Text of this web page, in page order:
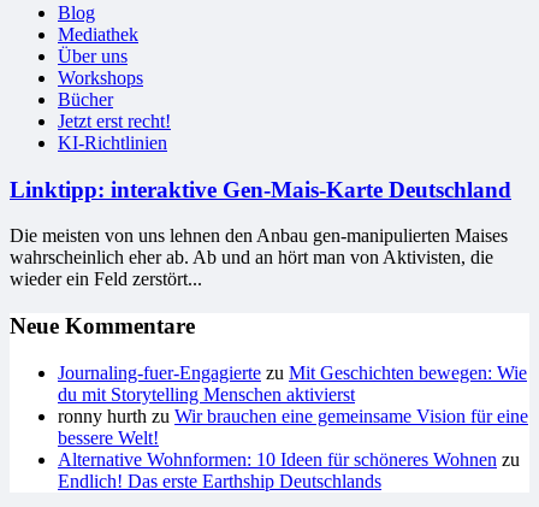
Blog
Mediathek
Über uns
Workshops
Bücher
Jetzt erst recht!
KI-Richtlinien
Linktipp: interaktive Gen-Mais-Karte Deutschland
Die meisten von uns lehnen den Anbau gen-manipulierten Maises
wahrscheinlich eher ab. Ab und an hört man von Aktivisten, die
wieder ein Feld zerstört...
Neue Kommentare
Journaling-fuer-Engagierte zu Mit Geschichten bewegen: Wie
du mit Storytelling Menschen aktivierst
ronny hurth zu Wir brauchen eine gemeinsame Vision für eine
bessere Welt!
Alternative Wohnformen: 10 Ideen für schöneres Wohnen zu
Endlich! Das erste Earthship Deutschlands